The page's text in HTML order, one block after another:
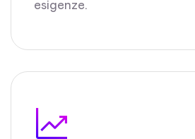
esigenze.